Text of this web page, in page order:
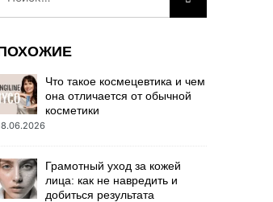
Что такое космецевтика и чем
она отличается от обычной
косметики
Грамотный уход за кожей
лица: как не навредить и
добиться результата